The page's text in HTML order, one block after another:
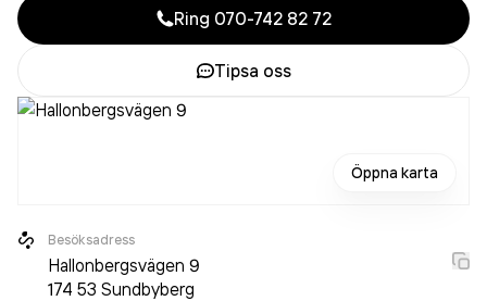
Ring 070-742 82 72
Tipsa oss
Öppna karta
Besöksadress
Hallonbergsvägen 9
174 53 Sundbyberg